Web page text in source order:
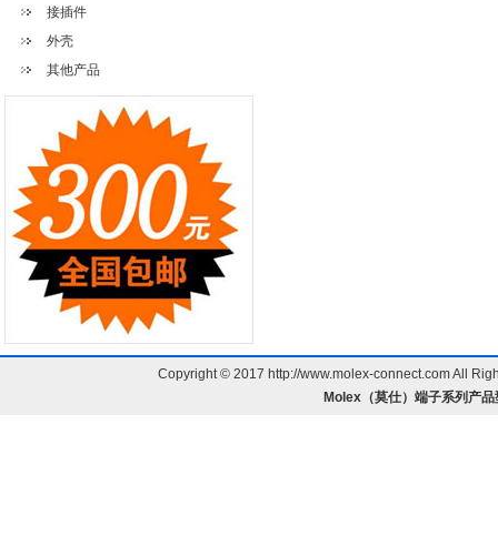
接插件
外壳
其他产品
Copyright © 2017 http://www.molex-connect.comAll
Molex（莫仕）端子系列产